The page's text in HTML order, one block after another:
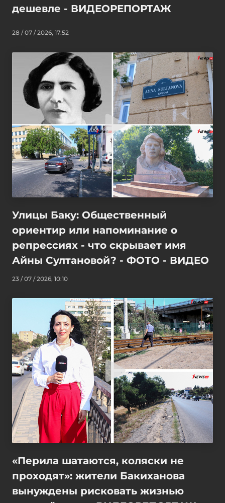
дешевле - ВИДЕОРЕПОРТАЖ
28 / 07 / 2026, 17:52
Улицы Баку: Общественный
ориентир или напоминание о
репрессиях - что скрывает имя
Айны Султановой? - ФОТО - ВИДЕО
23 / 07 / 2026, 10:10
«Перила шатаются, коляски не
проходят»: жители Бакиханова
вынуждены рисковать жизнью